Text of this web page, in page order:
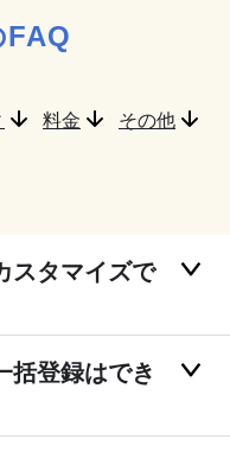
料金 その他
スタマイズで
括登録はでき